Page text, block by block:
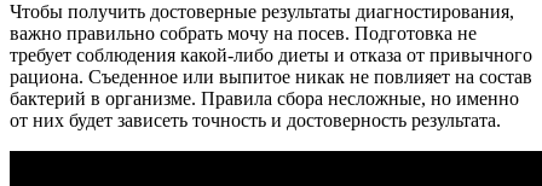
Чтобы получить достоверные результаты диагностирования,
важно правильно собрать мочу на посев. Подготовка не
требует соблюдения какой-либо диеты и отказа от привычного
рациона. Съеденное или выпитое никак не повлияет на состав
бактерий в организме. Правила сбора несложные, но именно
от них будет зависеть точность и достоверность результата.